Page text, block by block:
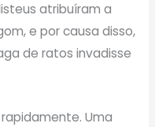
atribuíram a
e por causa disso,
de ratos invadisse
Uma